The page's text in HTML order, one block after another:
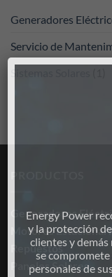
Generadores
Servicio de
Generadores
Motores
Repuestos
Paneles Solares
Energy Power
y la protección
clientes y
se
personales de